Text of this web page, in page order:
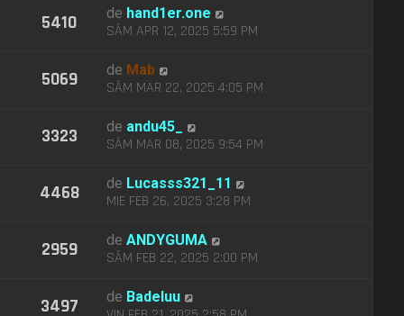
5410 de hand1er.one
SÂM APR 12, 2025 5:59 PM
5069 de Mab
SÂM MAR 22, 2025 4:05 PM
3323 de andu45_
SÂM MAR 08, 2025 9:54 PM
4468 de Lucasss321_11
MIE FEB 26, 2025 3:28 PM
2959 deANDYGUMA
SÂM FEB 22, 2025 2:00 PM
3497 de Badeluu